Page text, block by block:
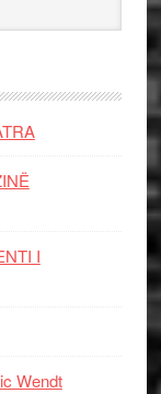
I
Wendt